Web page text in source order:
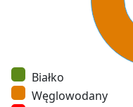
Białko
Węglowodany